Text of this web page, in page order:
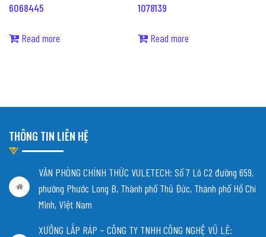
6068445
Read more
1078139
Read more
THÔNG TIN LIÊN HỆ
VĂN PHÒNG CHÍNH THỨC VULETECH: Số 7 Lô C2 đường 659,
phường Phước Long B, Thành phố Thủ Đức, Thành phố Hồ Chí
Minh, Việt Nam
XƯỞNG LẮP RÁP – CÔNG TY TNHH CÔNG NGHỆ VŨ LÊ: